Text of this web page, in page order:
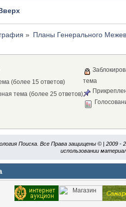
» Планы Генерального
(более 15 ответов)
тема (более 25 ответов)
тема
Поиска. Все Права защищены © | 2009 -
использовании